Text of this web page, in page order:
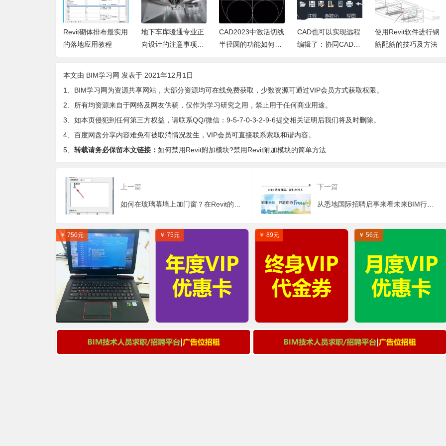
Revit砌体排布最实用
的落地应用教程
地下车库暖通专业正
向设计的注意事项有
CAD2023中激活切线
半径圆的功能如何实
CAD也可以实现远程
编辑了：协同CAD绘
使用Revit软件进行钢
筋配筋的技巧及方法
本文由 BIM学习网 发表于 2021年12月1日
1、BIM学习网为资源共享网站，大部分资源均可在线免费获取，少数资源可通过VIP会员方式获取权限。
2、所有均资源来自于网络及网友供稿，仅作为学习研究之用，禁止用于任何商业用途。
3、如本页侵犯到任何第三方权益，请联系QQ/微信：9-5-7-0-3-2-9-6提交相关证明后我们将及时删除。
4、百度网盘分享内容难免有被取消情况发生，VIP会员可直接联系索取和谐内容。
5、 转载请务必保留本文链接： 如何禁用Revit附加模块?禁用Revit附加模块的简单方法
上一篇 下一篇
从悉地国际招聘启事来看未来BIM行业的发展趋势在哪里？
￥ 750元 ￥ 75元 ￥ 89元 ￥ 56元